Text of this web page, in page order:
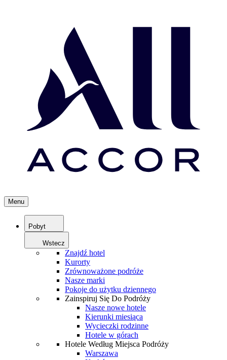
Menu
Pobyt
Wstecz
Znajdź hotel
Kurorty
Zrównoważone podróże
Nasze marki
Pokoje do użytku dziennego
Zainspiruj Się Do Podróży
Nasze nowe hotele
Kierunki miesiąca
Wycieczki rodzinne
Hotele w górach
Hotele Według Miejsca Podróży
Warszawa